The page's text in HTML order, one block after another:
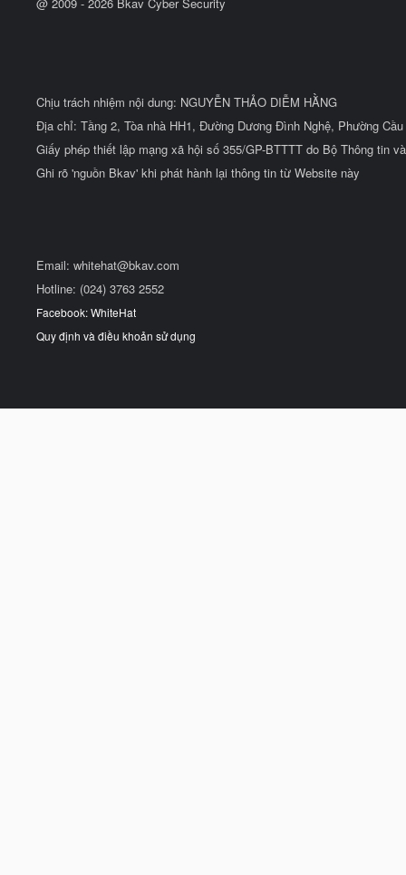
Chịu trách nhiệm nội dung: NGUYỄN THẢO DIỄM HẰNG
Địa chỉ: Tầng 2, Tòa nhà HH1, Đường Dương Đình Nghệ, Phường
Giấy phép thiết lập mạng xã hội số 355/GP-BTTTT do Bộ Thông tin
Ghi rõ 'nguồn Bkav' khi phát hành lại thông tin từ Website này
Email: whitehat@bkav.com
Hotline: (024) 3763 2552
Facebook: WhiteHat
Quy định và điều khoản sử dụng